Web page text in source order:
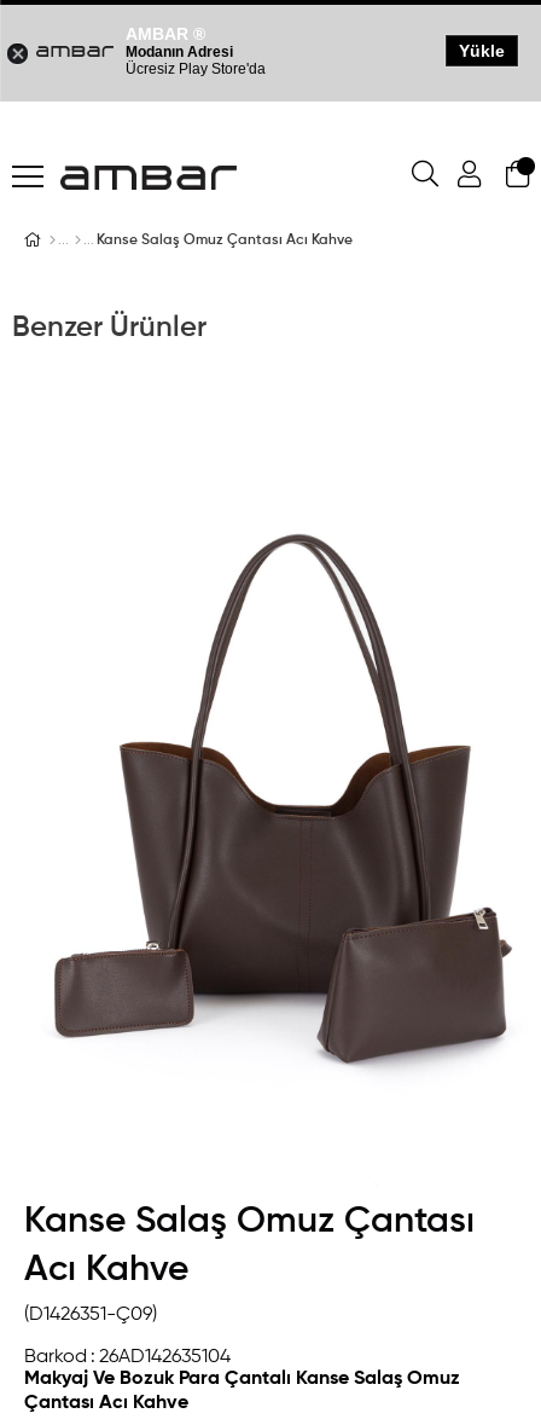
Kanse Salaş Omuz Çantası Acı Kahve
Benzer Ürünler
Kanse Salaş Omuz Çantası
Acı Kahve
(D1426351-Ç09)
Barkod : 26AD142635104
Makyaj Ve Bozuk Para Çantalı Kanse Salaş Omuz
Çantası Acı Kahve
AMBAR ®
Modanın Adresi
Ücresiz Play Store'da
Yükle